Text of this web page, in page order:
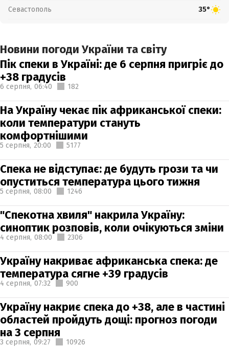
Севастополь 35°
Новини погоди України та світу
Пік спеки в Україні: де 6 серпня пригріє до
+38 градусів
6 серпня, 06:40 182
На Україну чекає пік африканської спеки:
коли температури стануть
комфортнішими
5 серпня, 20:00 5177
Спека не відступає: де будуть грози та чи
опуститься температура цього тижня
5 серпня, 08:00 1246
"Спекотна хвиля" накрила Україну:
синоптик розповів, коли очікуються зміни
4 серпня, 08:00 2306
Україну накриває африканська спека: де
температура сягне +39 градусів
4 серпня, 07:32 900
Україну накриє спека до +38, але в частині
областей пройдуть дощі: прогноз погоди
на 3 серпня
3 серпня, 09:27 10926